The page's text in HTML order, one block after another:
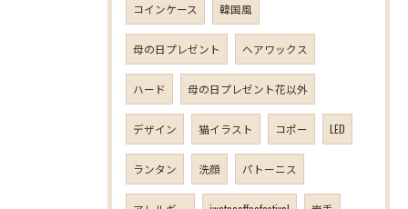
コインケース 韓国風
母の日プレゼント ヘアワックス
ハード 母の日プレゼント花以外
デザイン 猫イラスト コポー LED
ランタン 洗顔 パトーニス